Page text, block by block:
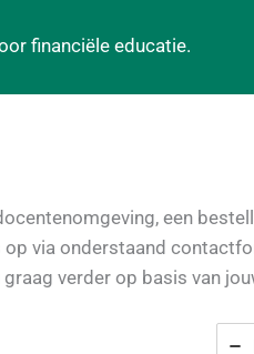
financiële educatie.
een
via onderstaand
verder op basis van